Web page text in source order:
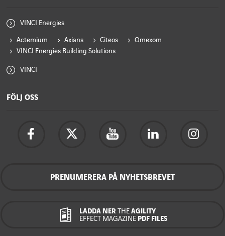
VINCI Energies
Actemium Axians Citeos
Omexom
VINCI Energies Building Solutions
VINCI
FÖLJ OSS
PRENUMERERA PÅ NYHETSBREVET
LADDA NER THEAGILITY
EFFECT MAGAZINEPDF FILES